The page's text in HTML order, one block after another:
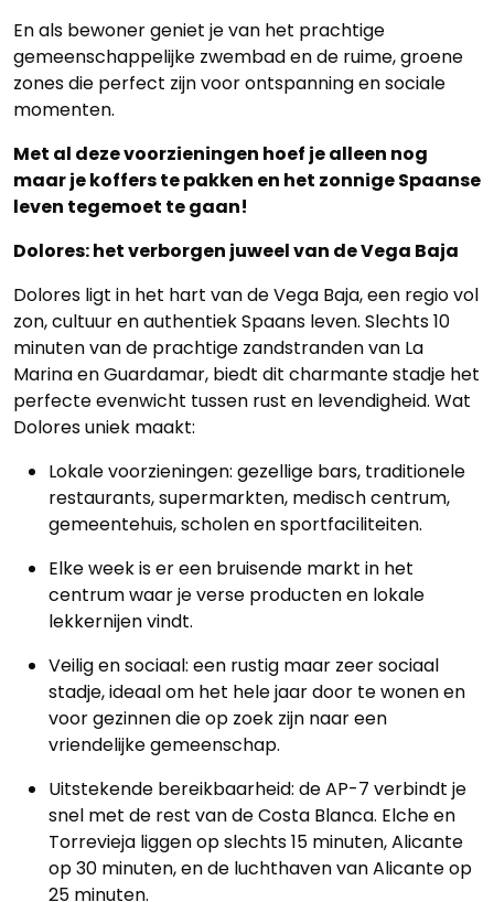
En als bewoner geniet je van het prachtige
gemeenschappelijke zwembad en de ruime, groene
zones die perfect zijn voor ontspanning en sociale
momenten.
Met al deze voorzieningen hoef je alleen nog
maar je koffers te pakken en het zonnige Spaanse
leven tegemoet te gaan!
Dolores: het verborgen juweel van de Vega Baja
Dolores ligt in het hart van de Vega Baja, een regio vol
zon, cultuur en authentiek Spaans leven. Slechts 10
minuten van de prachtige zandstranden van La
Marina en Guardamar, biedt dit charmante stadje het
perfecte evenwicht tussen rust en levendigheid. Wat
Dolores uniek maakt:
Lokale voorzieningen: gezellige bars, traditionele
restaurants, supermarkten, medisch centrum,
gemeentehuis, scholen en sportfaciliteiten.
Elke week is er een bruisende markt in het
centrum waar je verse producten en lokale
lekkernijen vindt.
Veilig en sociaal: een rustig maar zeer sociaal
stadje, ideaal om het hele jaar door te wonen en
voor gezinnen die op zoek zijn naar een
vriendelijke gemeenschap.
Uitstekende bereikbaarheid: de AP-7 verbindt je
snel met de rest van de Costa Blanca. Elche en
Torrevieja liggen op slechts 15 minuten, Alicante
op 30 minuten, en de luchthaven van Alicante op
25 minuten.